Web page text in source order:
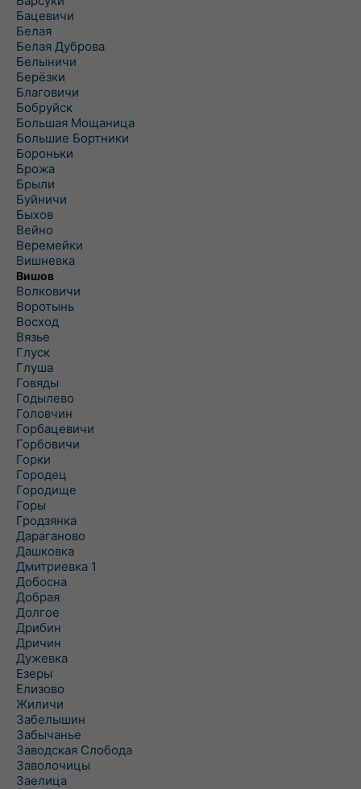
Бацевичи
Белая
Белая Дуброва
Белыничи
Берёзки
Благовичи
Бобруйск
Большая Мощаница
Большие Бортники
Бороньки
Брожа
Брыли
Буйничи
Быхов
Вейно
Веремейки
Вишневка
Вишов
Волковичи
Воротынь
Восход
Вязье
Глуск
Глуша
Говяды
Годылево
Головчин
Горбацевичи
Горбовичи
Горки
Городец
Городище
Горы
Гродзянка
Дараганово
Дашковка
Дмитриевка 1
Добосна
Добрая
Долгое
Дрибин
Дричин
Дужевка
Езеры
Елизово
Жиличи
Забелышин
Забычанье
Заводская Слобода
Заволочицы
Заелица